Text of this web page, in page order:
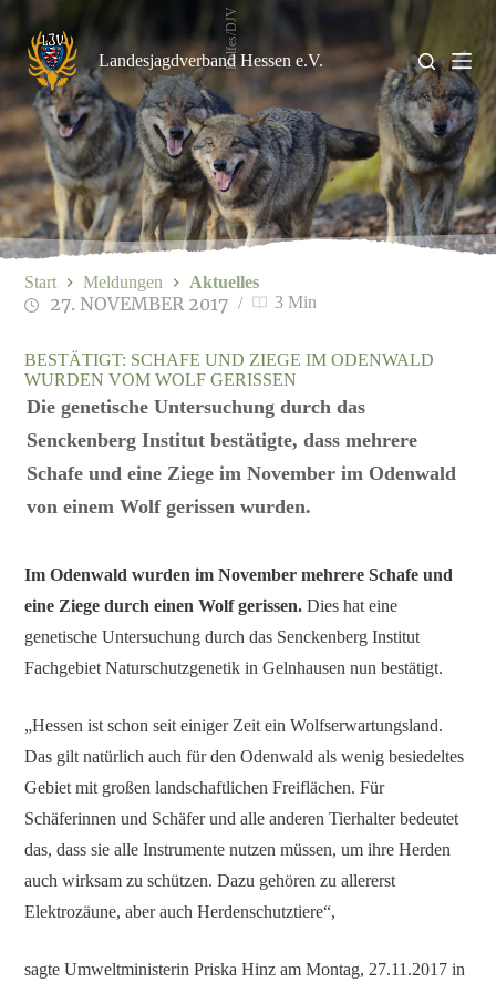
Inhalt
springen
Landesjagdverband Hessen e.V.
Rolfes/DJV
BESTÄTIGT: SCHAFE UND ZIEGE IM ODENWALD
WURDEN VOM WOLF GERISSEN
Die genetische Untersuchung durch das
Senckenberg Institut bestätigte, dass mehrere
Schafe und eine Ziege im November im Odenwald
von einem Wolf gerissen wurden.
27. NOVEMBER 2017 3 Min
Start Meldungen Aktuelles
Im Odenwald wurden im November mehrere Schafe und
eine Ziege durch einen Wolf gerissen. Dies hat eine
genetische Untersuchung durch das Senckenberg Institut
Fachgebiet Naturschutzgenetik in Gelnhausen nun bestätigt.
„Hessen ist schon seit einiger Zeit ein Wolfserwartungsland.
Das gilt natürlich auch für den Odenwald als wenig besiedeltes
Gebiet mit großen landschaftlichen Freiflächen. Für
Schäferinnen und Schäfer und alle anderen Tierhalter bedeutet
das, dass sie alle Instrumente nutzen müssen, um ihre Herden
auch wirksam zu schützen. Dazu gehören zu allererst
Elektrozäune, aber auch Herdenschutztiere“,
sagte Umweltministerin Priska Hinz am Montag, 27.11.2017 in